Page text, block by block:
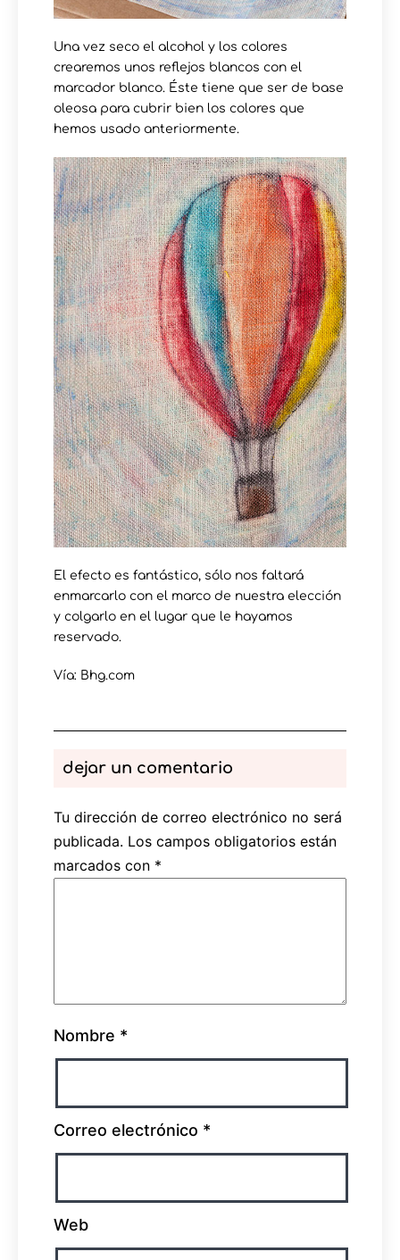
Una vez seco el alcohol y los colores
crearemos unos reflejos blancos con el
marcador blanco. Éste tiene que ser de base
oleosa para cubrir bien los colores que
hemos usado anteriormente.
El efecto es fantástico, sólo nos faltará
enmarcarlo con el marco de nuestra elección
y colgarlo en el lugar que le hayamos
reservado.
Vía: Bhg.com
dejar un comentario
Tu dirección de correo electrónico no será
publicada. Los campos obligatorios están
marcados con *
Nombre *
Correo electrónico *
Web